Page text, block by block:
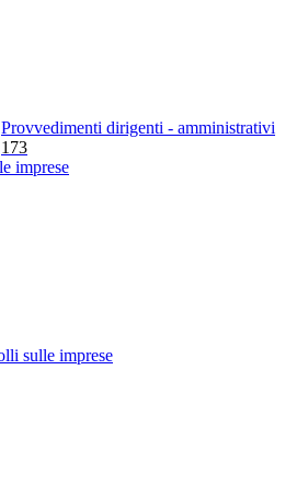
Provvedimenti dirigenti - amministrativi
173
imprese
sulle imprese